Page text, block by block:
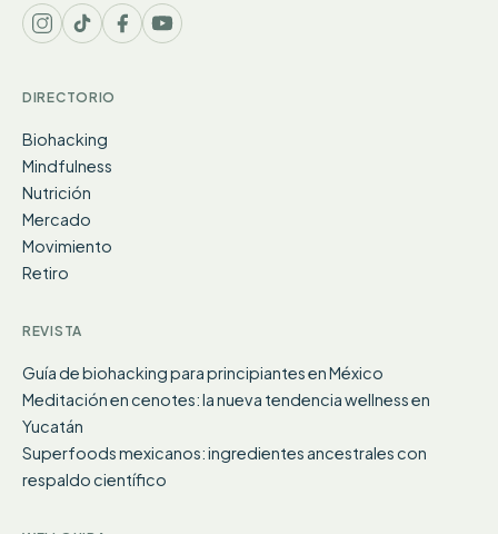
DIRECTORIO
Biohacking
Mindfulness
Nutrición
Mercado
Movimiento
Retiro
REVISTA
Guía de biohacking para principiantes en México
Meditación en cenotes: la nueva tendencia wellness en
Yucatán
Superfoods mexicanos: ingredientes ancestrales con
respaldo científico